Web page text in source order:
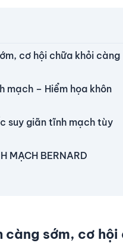
cơ hội chữa khỏi càng
mạch – Hiểm họa khôn
suy giãn tĩnh mạch tùy
MẠCH BERNARD
sớm, cơ